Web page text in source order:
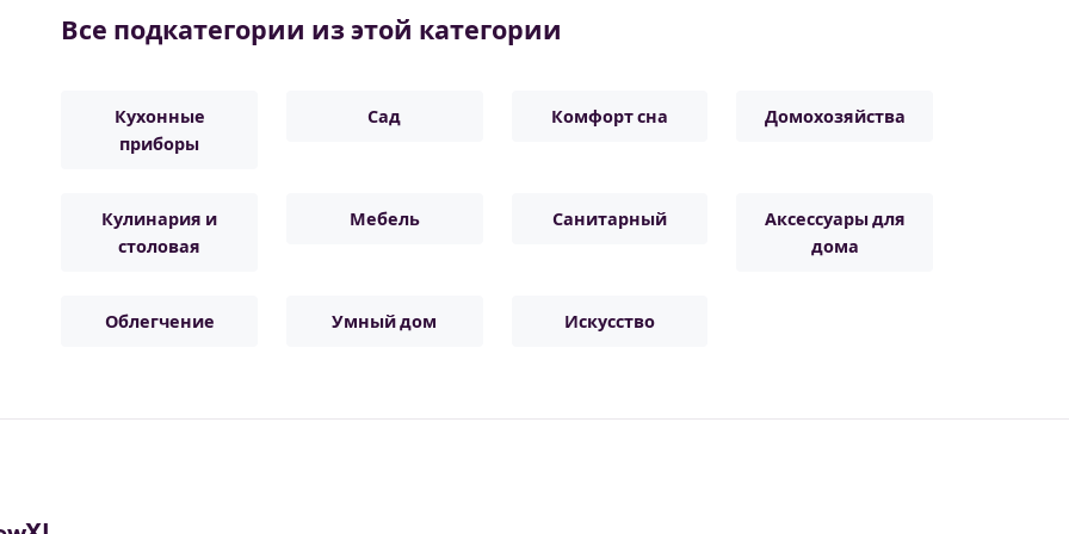
Все подкатегории из этой категории
Кухонные
приборы
Сад Комфорт сна Домохозяйства
Кулинария и
столовая
Мебель Санитарный
Аксессуары для
дома
Облегчение Умный дом Искусство